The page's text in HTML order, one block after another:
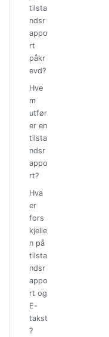
tilsta
ndsr
appo
rt
påkr
evd?
Hve
m
utfør
er en
tilsta
ndsr
appo
rt?
Hva
er
fors
kjelle
n på
tilsta
ndsr
appo
rt og
E-
takst
?